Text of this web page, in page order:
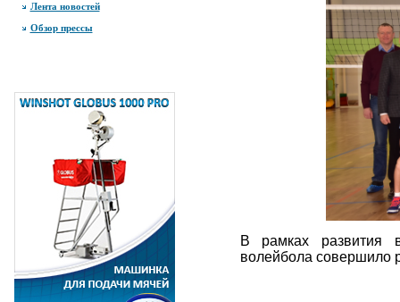
Лента новостей
Обзор прессы
В рамках развития
волейбола совершило